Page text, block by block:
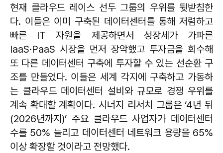
현재 클라우드 레이스 선두 그룹의 우위를 뒷받침한
다. 이들은 이미 구축된 데이터센터를 통해 저렴하고
빠른 IT 자원을 제공하면서 성장세가 가파른
IaaS·PaaS 시장을 먼저 장악했고 투자금을 회수해
또 다른 데이터센터 구축에 투자할 수 있는 선순환 구
조를 만들었다. 이들은 세계 각지에 구축하고 가동하
는 클라우드 데이터센터 설비와 규모로 경쟁 우위를
계속 확대할 계획이다. 시너지 리서치 그룹은 ‘4년 뒤
(2026년까지)’ 주요 클라우드 사업자가 데이터센터
수를 50% 늘리고 데이터센터 네트워크 용량을 65%
이상 확장할 것이라고 전망했다.